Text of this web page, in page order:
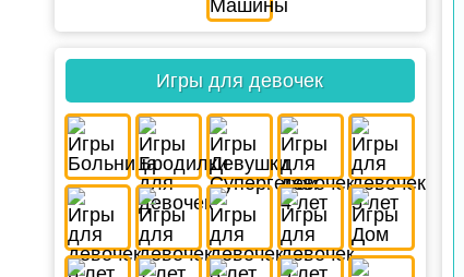
Игры для девочек